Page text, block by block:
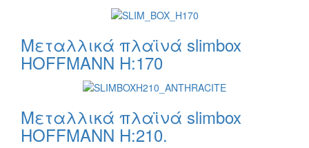
Μεταλλικά πλαϊνά slimbox
HOFFMANN H:170
Μεταλλικά πλαϊνά slimbox
HOFFMANN H:210.